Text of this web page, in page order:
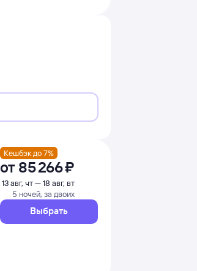
Кешбэк до 7%
от 85 ⁠266 ⁠₽
13 авг, чт — 18 авг, вт
5 ночей, за двоих
Выбрать